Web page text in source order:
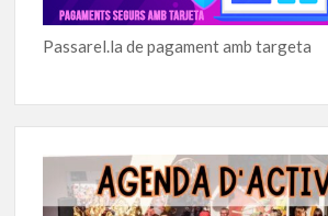
Passarel.la de pagament amb targeta